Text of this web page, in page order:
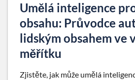
Umělá inteligence
obsahu: Průvodce
lidským obsahem ve
měřítku
Zjistěte, jak může umělá